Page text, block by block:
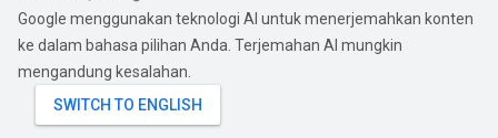
Google menggunakan teknologi AI untuk menerjemahkan konten
ke dalam bahasa pilihan Anda. Terjemahan AI mungkin
mengandung kesalahan.